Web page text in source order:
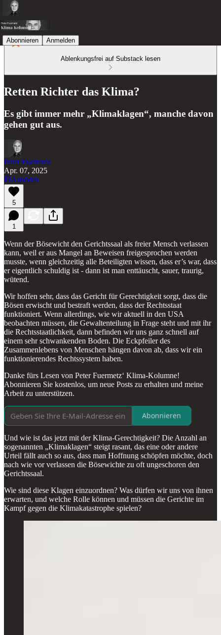
Abonnieren Anmelden
Ablenkungsfrei auf Substack lesen
Retten Richter das Klima?
Es gibt immer mehr „Klimaklagen“, manche davon
gehen gut aus.
Peter Fuermetz
Apr. 07, 2025
Anhören
5
1
Wenn der Bösewicht den Gerichtssaal als freier Mensch verlassen
kann, weil er aus Mangel an Beweisen freigesprochen werden
musste, wenn gleichzeitig alle Beteiligten wissen, dass er’s war, dass
er eigentlich schuldig ist - dann ist man enttäuscht, sauer, traurig,
wütend.
Wir hoffen sehr, dass das Gericht für Gerechtigkeit sorgt, dass die
Bösen erwischt und bestraft werden, dass der Rechtsstaat
funktioniert. Wenn allerdings, wie wir aktuell in den USA
beobachten müssen, die Gewaltenteilung in Frage steht und mit ihr
die Rechtsstaatlichkeit, dann befinden wir uns ganz schnell auf
einem sehr schwankenden Boden. Die Eckpfeiler des
Zusammenlebens von Menschen hängen davon ab, dass wir ein
funktionierendes Rechtssystem haben.
Danke fürs Lesen von Peter Fuermetz‘ Klima-Kolumne!
Abonnieren Sie kostenlos, um neue Posts zu erhalten und meine
Arbeit zu unterstützen.
Abonnieren
Und wie ist das jetzt mit der Klima-Gerechtigkeit? Die Anzahl an
sogenannten „Klimaklagen“ steigt rasant, das eine oder andere
Urteil fällt auch so aus, dass man Hoffnung schöpfen möchte, doch
nach wie vor verlassen die Bösewichte zu oft ungeschoren den
Gerichtssaal.
Wie sind diese Klagen einzuordnen? Was dürfen wir uns von ihnen
erwarten, und welche Rolle können und müssen die Gerichte im
Kampf gegen die Klimakatastrophe spielen?